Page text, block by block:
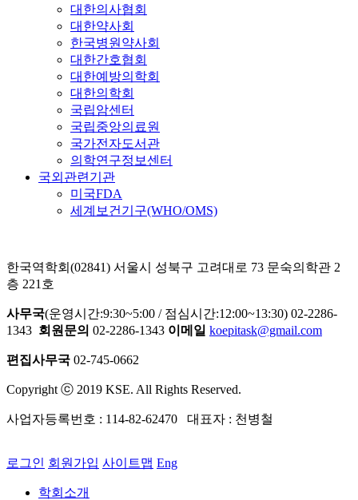
대한의사협회
대한약사회
한국병원약사회
대한간호협회
대한예방의학회
대한의학회
국립암센터
국립중앙의료원
국가전자도서관
의학연구정보센터
국외관련기관
미국FDA
세계보건기구(WHO/OMS)
한국역학회(02841) 서울시 성북구 고려대로 73 문숙의학관 2
층 221호
사무국(운영시간:9:30~5:00 / 점심시간:12:00~13:30) 02-2286-
1343 회원문의 02-2286-1343 이메일 koepitask@gmail.com
편집사무국 02-745-0662
Copyright ⓒ 2019 KSE. All Rights Reserved.
사업자등록번호 : 114-82-62470 대표자 : 천병철
로그인 회원가입 사이트맵 Eng
학회소개